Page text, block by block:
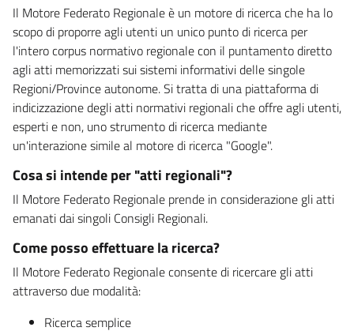
Il Motore Federato Regionale è un motore di ricerca che ha lo
scopo di proporre agli utenti un unico punto di ricerca per
l'intero corpus normativo regionale con il puntamento diretto
agli atti memorizzati sui sistemi informativi delle singole
Regioni/Province autonome. Si tratta di una piattaforma di
indicizzazione degli atti normativi regionali che offre agli utenti,
esperti e non, uno strumento di ricerca mediante
un'interazione simile al motore di ricerca "Google".
Cosa si intende per "atti regionali"?
Il Motore Federato Regionale prende in considerazione gli atti
emanati dai singoli Consigli Regionali.
Come posso effettuare la ricerca?
Il Motore Federato Regionale consente di ricercare gli atti
attraverso due modalità:
Ricerca semplice